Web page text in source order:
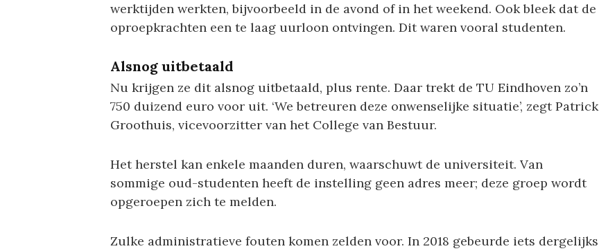
werktijden werkten, bijvoorbeeld in de avond of in het weekend. Ook bleek dat de
oproepkrachten een te laag uurloon ontvingen. Dit waren vooral studenten.
Alsnog uitbetaald
Nu krijgen ze dit alsnog uitbetaald, plus rente. Daar trekt de TU Eindhoven zo’n
750 duizend euro voor uit. ‘We betreuren deze onwenselijke situatie’, zegt Patrick
Groothuis, vicevoorzitter van het College van Bestuur.
Het herstel kan enkele maanden duren, waarschuwt de universiteit. Van
sommige oud-studenten heeft de instelling geen adres meer; deze groep wordt
opgeroepen zich te melden.
Zulke administratieve fouten komen zelden voor. In 2018 gebeurde iets dergelijks